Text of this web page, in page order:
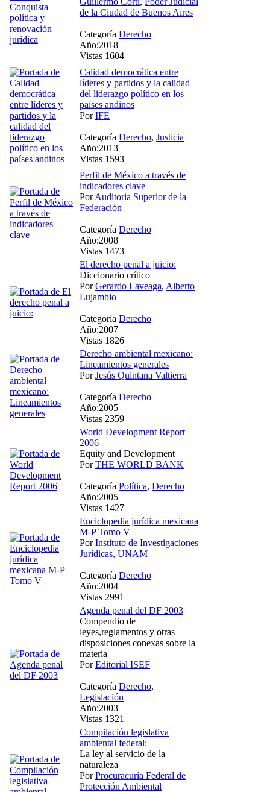
de la Ciudad de Buenos Aires
Categoría Derecho
Año:2018
Vistas 1604
Calidad democrática entre
líderes y partidos y la calidad
del liderazgo político en los
países andinos
PorIFE
Categoría Derecho, Justicia
Año:2013
Vistas 1593
Perfil de México a través de
indicadores clave
PorAuditoria Superior de la
Federación
Categoría Derecho
Año:2008
Vistas 1473
El derecho penal a juicio:
Diccionario crítico
PorGerardo Laveaga, Alberto
Lujambio
Categoría Derecho
Año:2007
Vistas 1826
Derecho ambiental mexicano:
Lineamientos generales
PorJesús Quintana Valtierra
Categoría Derecho
Año:2005
Vistas 2359
World Development Report
2006
Equity and Development
PorTHE WORLD BANK
Categoría Política, Derecho
Año:2005
Vistas 1427
Enciclopedia jurídica mexicana
M-P Tomo V
PorInstituto de Investigaciones
Jurídicas, UNAM
Categoría Derecho
Año:2004
Vistas 2991
Agenda penal del DF 2003
Compendio de
leyes,reglamentos y otras
disposiciones conexas sobre la
materia
PorEditorial ISEF
Categoría Derecho,
Legislación
Año:2003
Vistas 1321
Compilación legislativa
ambiental federal:
La ley al servicio de la
naturaleza
PorProcuracuría Federal de
Protección Ambiental